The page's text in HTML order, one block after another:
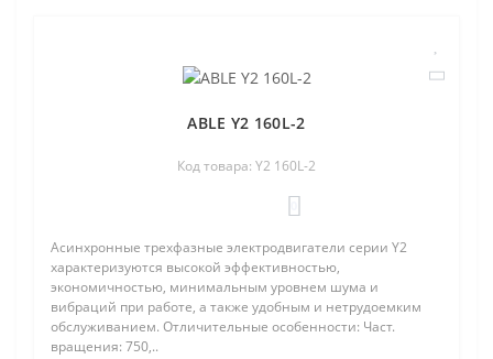
ABLE Y2 160L-2
Код товара: Y2 160L-2
Асинхронные трехфазные электродвигатели серии Y2
характеризуются высокой эффективностью,
экономичностью, минимальным уровнем шума и
вибраций при работе, а также удобным и нетрудоемким
обслуживанием. Отличительные особенности: Част.
вращения: 750,..